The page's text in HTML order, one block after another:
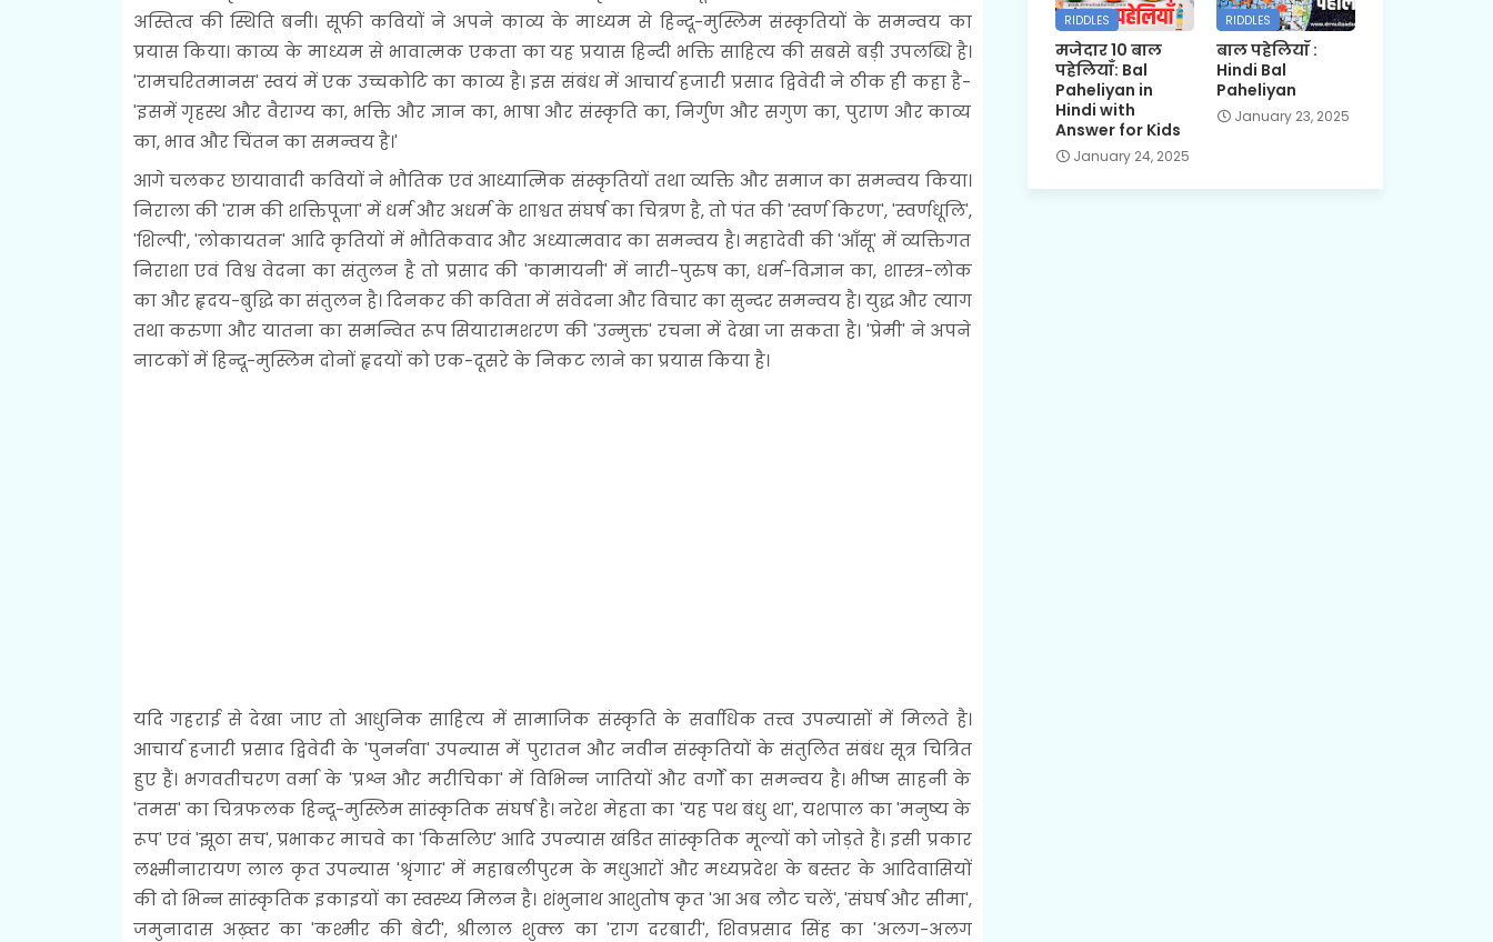
अस्तित्व की स्थिति बनी। सूफी कवियों ने अपने काव्य के माध्यम से हिन्दू-मुस्लिम संस्कृतियों के समन्वय का
प्रयास किया। काव्य के माध्यम से भावात्मक एकता का यह प्रयास हिन्दी भक्ति साहित्य की सबसे बड़ी उपलब्धि है।
'रामचरितमानस' स्वयं में एक उच्चकोटि का काव्य है। इस संबंध में आचार्य हजारी प्रसाद द्विवेदी ने ठीक ही कहा है-
'इसमें गृहस्थ और वैराग्य का, भक्ति और ज्ञान का, भाषा और संस्कृति का, निर्गुण और सगुण का, पुराण और काव्य
का, भाव और चिंतन का समन्वय है।'
आगे चलकर छायावादी कवियों ने भौतिक एवं आध्यात्मिक संस्कृतियों तथा व्यक्ति और समाज का समन्वय किया।
निराला की 'राम की शक्तिपूजा' में धर्म और अधर्म के शाश्वत संघर्ष का चित्रण है, तो पंत की 'स्वर्ण किरण', 'स्वर्णधूलि',
'शिल्पी', 'लोकायतन' आदि कृतियों में भौतिकवाद और अध्यात्मवाद का समन्वय है। महादेवी की 'आँसू' में व्यक्तिगत
निराशा एवं विश्व वेदना का संतुलन है तो प्रसाद की 'कामायनी' में नारी-पुरुष का, धर्म-विज्ञान का, शास्त्र-लोक
का और हृदय-बुद्धि का संतुलन है। दिनकर की कविता में संवेदना और विचार का सुन्दर समन्वय है। युद्ध और त्याग
तथा करुणा और यातना का समन्वित रूप सियारामशरण की 'उन्मुक्त' रचना में देखा जा सकता है। 'प्रेमी' ने अपने
नाटकों में हिन्दू-मुस्लिम दोनों हृदयों को एक-दूसरे के निकट लाने का प्रयास किया है।
यदि गहराई से देखा जाए तो आधुनिक साहित्य में सामाजिक संस्कृति के सर्वाधिक तत्त्व उपन्यासों में मिलते है।
आचार्य हजारी प्रसाद द्विवेदी के 'पुनर्नवा' उपन्यास में पुरातन और नवीन संस्कृतियों के संतुलित संबंध सूत्र चित्रित
हुए हैं। भगवतीचरण वर्मा के 'प्रश्न और मरीचिका' में विभिन्न जातियों और वर्गों का समन्वय है। भीष्म साहनी के
'तमस' का चित्रफलक हिन्दू-मुस्लिम सांस्कृतिक संघर्ष है। नरेश मेहता का 'यह पथ बंधु था', यशपाल का 'मनुष्य के
रूप' एवं 'झूठा सच', प्रभाकर माचवे का 'किसलिए' आदि उपन्यास खंडित सांस्कृतिक मूल्यों को जोड़ते हैं। इसी प्रकार
लक्ष्मीनारायण लाल कृत उपन्यास 'श्रृंगार' में महाबलीपुरम के मधुआरों और मध्यप्रदेश के बस्तर के आदिवासियों
की दो भिन्न सांस्कृतिक इकाइयों का स्वस्थ्य मिलन है। शंभुनाथ आशुतोष कृत 'आ अब लौट चलें', 'संघर्ष और सीमा',
जमुनादास अख़्तर का 'कश्मीर की बेटी', श्रीलाल शुक्ल का 'राग दरबारी', शिवप्रसाद सिंह का 'अलग-अलग
RIDDLES
मजेदार 10 बाल
पहेलियाँ: Bal
Paheliyan in
Hindi with
Answer for Kids
January 24, 2025
RIDDLES
बाल पहेलियाँ :
Hindi Bal
Paheliyan
January 23, 2025